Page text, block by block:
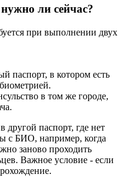
ли сейчас?
при выполнении двух
паспорт, в котором есть
в том же городе,
другой паспорт, где нет
с БИО, например, когда
заново проходить
Важное условие - если